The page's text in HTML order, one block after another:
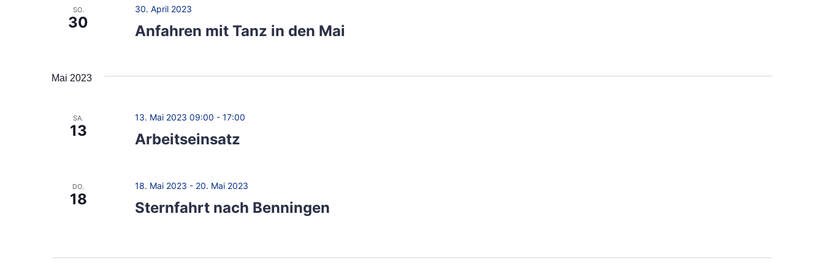
.
SO.
30 Anfahren mit Tanz in den Mai
30. April 2023
Mai 2023
SA.
13 Arbeitseinsatz
13. Mai 2023 09:00 - 17:00
DO.
18 Sternfahrt nach Benningen
18. Mai 2023 - 20. Mai 2023